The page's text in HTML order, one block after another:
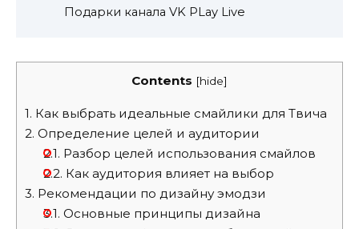
Подарки канала VK PLay Live
Contents [hide]
1. Как выбрать идеальные смайлики для Твича
2. Определение целей и аудитории
2.1. Разбор целей использования смайлов
2.2. Как аудитория влияет на выбор
3. Рекомендации по дизайну эмодзи
3.1. Основные принципы дизайна